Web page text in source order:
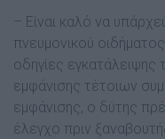
– Είναι καλό να
πνευμονικού
οδηγίες
εμφάνισης τέτοιων
εμφάνισης, ο δύτης
έλεγχο πριν